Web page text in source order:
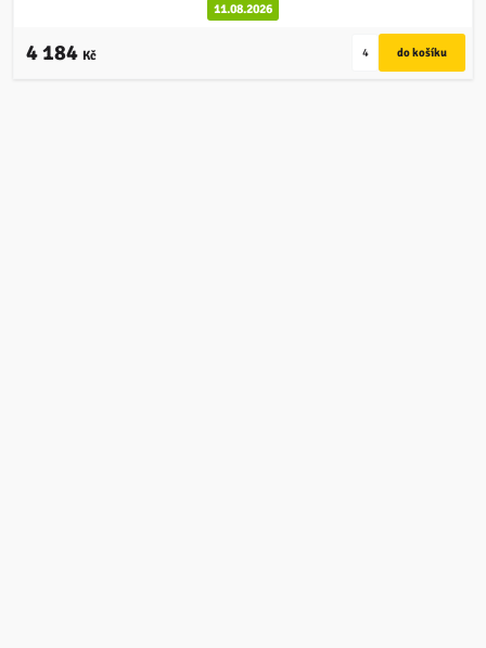
11.08.2026
4 184 Kč